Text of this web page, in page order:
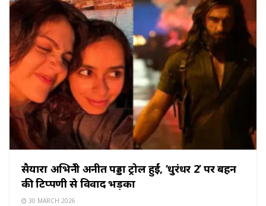
सैयारा अभिनेत्री अनीत पड्डा ट्रोल हुईं, ‘धुरंधर 2’ पर बहन
की टिप्पणी से विवाद भड़का
30 MARCH 2026